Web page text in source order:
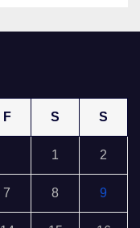
F S S
1 2
7 8 9